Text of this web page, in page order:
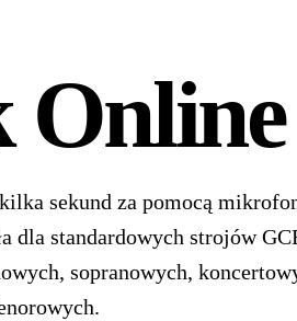
sekund za pomocą
dla standardowych strojów
sopranowych,